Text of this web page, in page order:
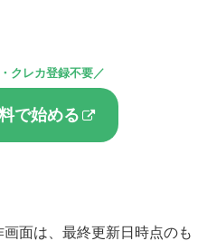
クレカ登録不要／
で始める
面は、最終更新日時点のも